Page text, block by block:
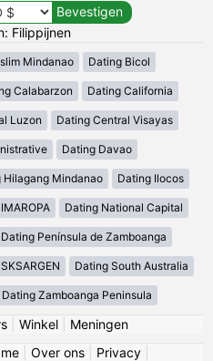
Filippijnen
Mindanao Dating Bicol
Calabarzon Dating California
Luzon Dating Central Visayas
Dating Davao
Hilagang Mindanao Dating Ilocos
Dating National Capital
Dating Península de Zamboanga
Dating South Australia
Dating Zamboanga Peninsula
| Winkel| Meningen
Over ons Privacy